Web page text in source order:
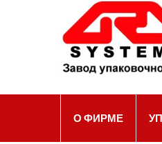
О ФИРМЕ